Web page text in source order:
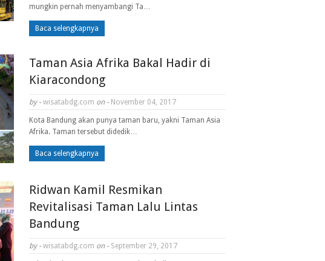
mungkin pernah menyambangi Ta…
Baca selengkapnya
Taman Asia Afrika Bakal Hadir di
Kiaracondong
by - wisatabdg.com on - November 04, 2017
Kota Bandung akan punya taman baru, yakni Taman Asia
Afrika. Taman tersebut didedik…
Baca selengkapnya
Ridwan Kamil Resmikan
Revitalisasi Taman Lalu Lintas
Bandung
by - wisatabdg.com on - September 29, 2017